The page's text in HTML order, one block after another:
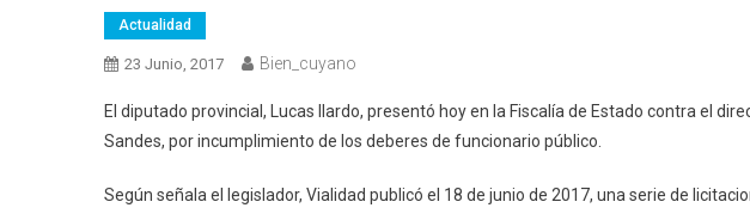
Actualidad
23 Junio, 2017 Bien_cuyano
El diputado provincial, Lucas Ilardo, presentó hoy en la Fiscalía de Estado contra el
Sandes, por incumplimiento de los deberes de funcionario público.
Según señala el legislador, Vialidad publicó el 18 de junio de 2017, una serie de